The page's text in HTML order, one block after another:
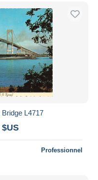
L4717
Professionnel